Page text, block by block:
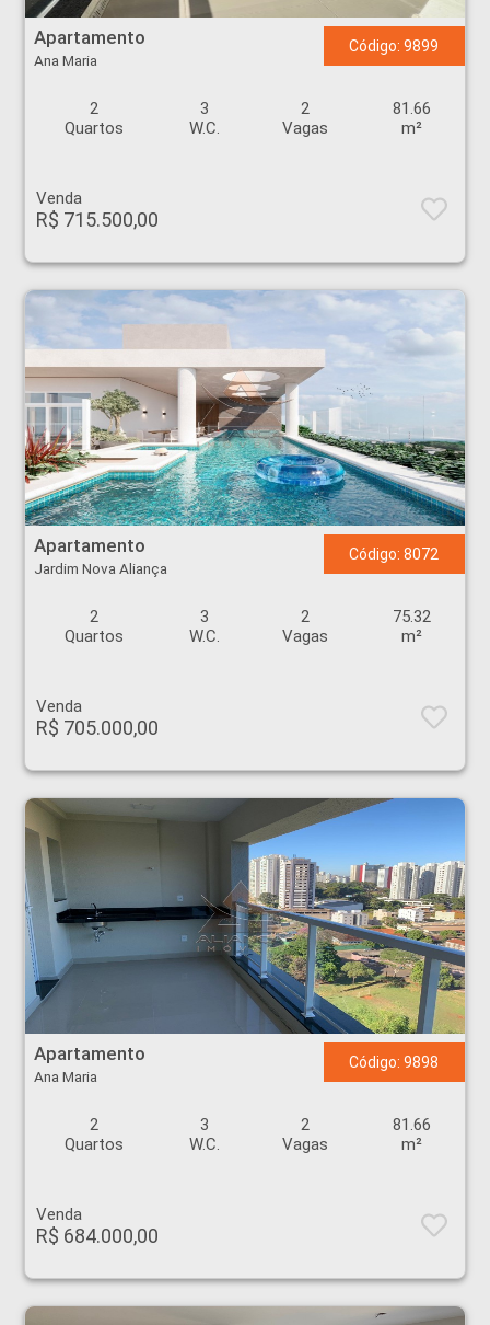
Apartamento - Ana Maria - Ribeirão Preto
Apartamento
Ana Maria
Código: 9899
2
Quartos
3
W.C.
2
Vagas
81.66
m²
Venda
R$ 715.500,00
Apartamento - Jardim Nova Aliança - Ribeirão Preto
Apartamento
Jardim Nova Aliança
Código: 8072
2
Quartos
3
W.C.
2
Vagas
75.32
m²
Venda
R$ 705.000,00
Apartamento - Ana Maria - Ribeirão Preto
Apartamento
Ana Maria
Código: 9898
2
Quartos
3
W.C.
2
Vagas
81.66
m²
Venda
R$ 684.000,00